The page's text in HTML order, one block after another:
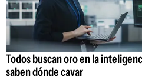
Todos buscan oro en la
saben dónde cavar